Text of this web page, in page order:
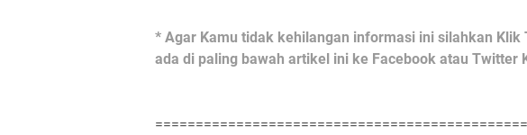
* Agar Kamu tidak kehilangan informasi ini silahkan Klik
ada di paling bawah artikel ini ke Facebook atau Twitter